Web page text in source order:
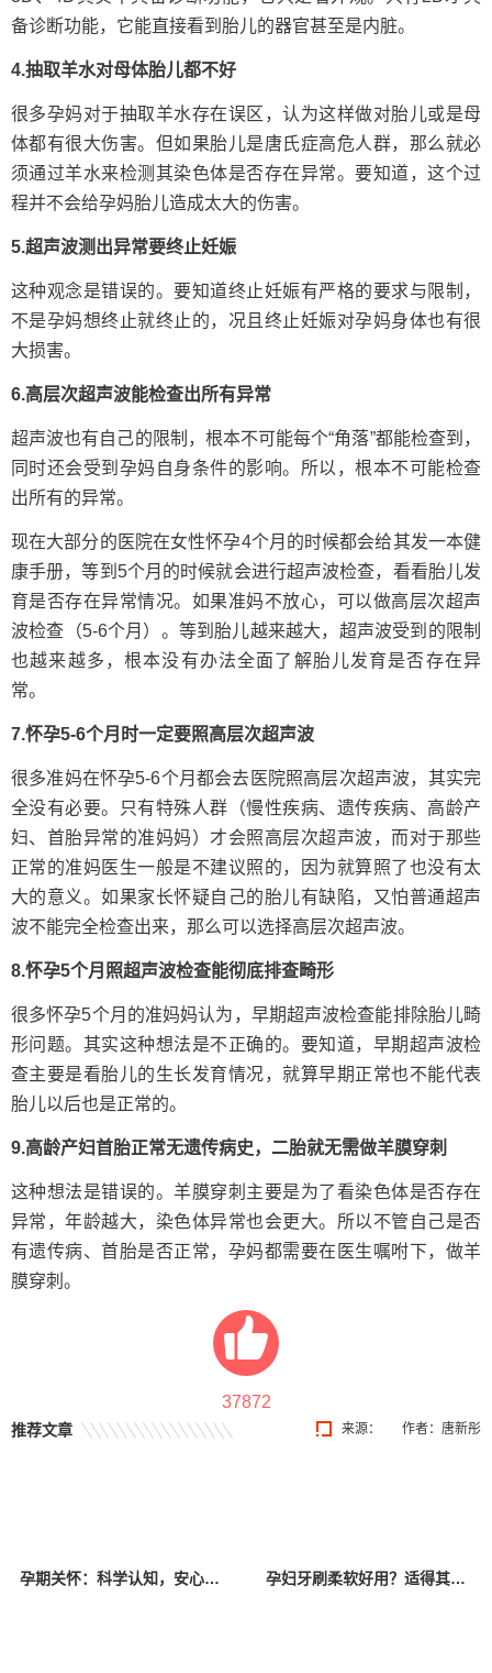
备诊断功能，它能直接看到胎儿的器官甚至是内脏。
4.抽取羊水对母体胎儿都不好
很多孕妈对于抽取羊水存在误区，认为这样做对胎儿或是母
体都有很大伤害。但如果胎儿是唐氏症高危人群，那么就必
须通过羊水来检测其染色体是否存在异常。要知道，这个过
程并不会给孕妈胎儿造成太大的伤害。
5.超声波测出异常要终止妊娠
这种观念是错误的。要知道终止妊娠有严格的要求与限制，
不是孕妈想终止就终止的，况且终止妊娠对孕妈身体也有很
大损害。
6.高层次超声波能检查出所有异常
超声波也有自己的限制，根本不可能每个“角落”都能检查到，
同时还会受到孕妈自身条件的影响。所以，根本不可能检查
出所有的异常。
现在大部分的医院在女性怀孕4个月的时候都会给其发一本健
康手册，等到5个月的时候就会进行超声波检查，看看胎儿发
育是否存在异常情况。如果准妈不放心，可以做高层次超声
波检查（5-6个月）。等到胎儿越来越大，超声波受到的限制
也越来越多，根本没有办法全面了解胎儿发育是否存在异
常。
7.怀孕5-6个月时一定要照高层次超声波
很多准妈在怀孕5-6个月都会去医院照高层次超声波，其实完
全没有必要。只有特殊人群（慢性疾病、遗传疾病、高龄产
妇、首胎异常的准妈妈）才会照高层次超声波，而对于那些
正常的准妈医生一般是不建议照的，因为就算照了也没有太
大的意义。如果家长怀疑自己的胎儿有缺陷，又怕普通超声
波不能完全检查出来，那么可以选择高层次超声波。
8.怀孕5个月照超声波检查能彻底排查畸形
很多怀孕5个月的准妈妈认为，早期超声波检查能排除胎儿畸
形问题。其实这种想法是不正确的。要知道，早期超声波检
查主要是看胎儿的生长发育情况，就算早期正常也不能代表
胎儿以后也是正常的。
9.高龄产妇首胎正常无遗传病史，二胎就无需做羊膜穿刺
这种想法是错误的。羊膜穿刺主要是为了看染色体是否存在
异常，年龄越大，染色体异常也会更大。所以不管自己是否
有遗传病、首胎是否正常，孕妈都需要在医生嘱咐下，做羊
膜穿刺。
37872
来源： 作者：唐新彤
推荐文章
孕期关怀：科学认知，安心迎接新生命 孕妇牙刷柔软好用？适得其反！